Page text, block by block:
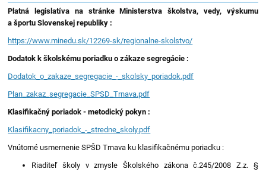
Platná legislatíva na stránke Ministerstva školstva, vedy, výskumu
a športu Slovenskej republiky :
https://www.minedu.sk/12269-sk/regionalne-skolstvo/
Dodatok k školskému poriadku o zákaze segregácie :
Dodatok_o_zakaze_segregacie_-_skolsky_poriadok.pdf
Plan_zakaz_segregacie_SPSD_Trnava.pdf
Klasifikačný poriadok - metodický pokyn :
Klasifikacny_poriadok_-_stredne_skoly.pdf
Vnútorné usmernenie SPŠD Trnava ku klasifikačnému poriadku :
Riaditeľ školy v zmysle Školského zákona č.245/2008 Z.z. §